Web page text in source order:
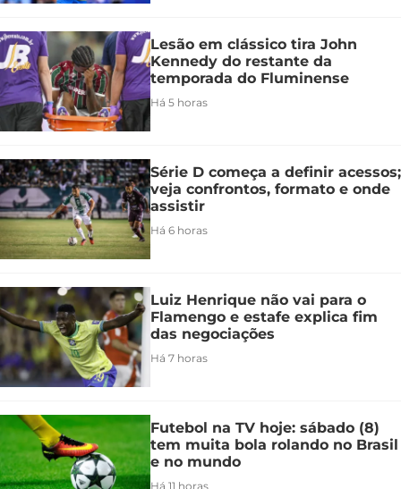
Lesão em clássico tira John
Kennedy do restante da
temporada do Fluminense
Há 5 horas
Série D começa a definir acessos;
veja confrontos, formato e onde
assistir
Há 6 horas
Luiz Henrique não vai para o
Flamengo e estafe explica fim
das negociações
Há 7 horas
Futebol na TV hoje: sábado (8)
tem muita bola rolando no Brasil
e no mundo
Há 11 horas